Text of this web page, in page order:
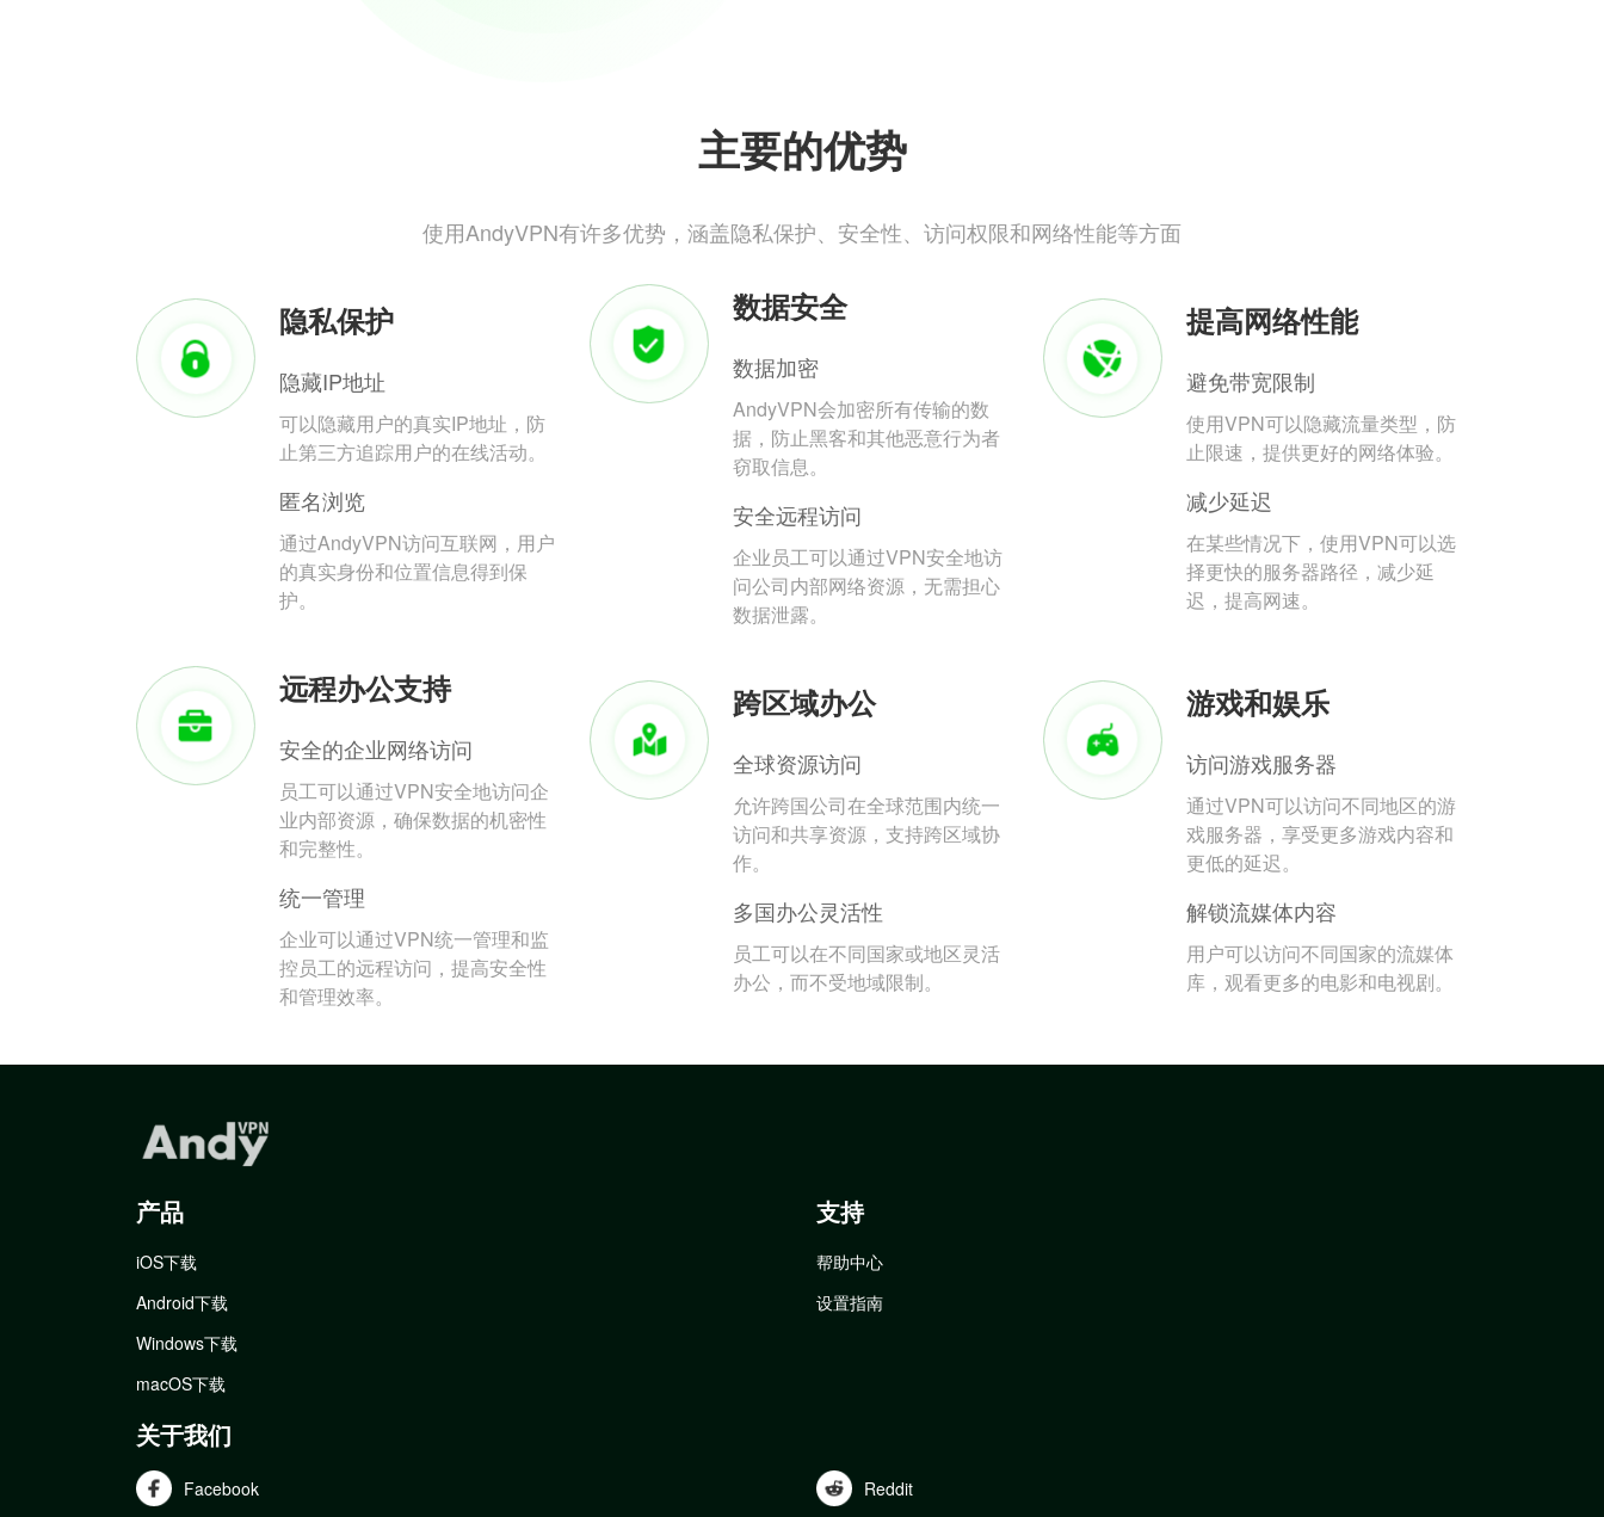
主要的优势
使用AndyVPN有许多优势，涵盖隐私保护、安全性、访问权限和网络性能等方面
隐私保护
隐藏IP地址
可以隐藏用户的真实IP地址，防
止第三方追踪用户的在线活动。
匿名浏览
通过AndyVPN访问互联网，用户
的真实身份和位置信息得到保
护。
数据安全
数据加密
AndyVPN会加密所有传输的数
据，防止黑客和其他恶意行为者
窃取信息。
安全远程访问
企业员工可以通过VPN安全地访
问公司内部网络资源，无需担心
数据泄露。
提高网络性能
避免带宽限制
使用VPN可以隐藏流量类型，防
止限速，提供更好的网络体验。
减少延迟
在某些情况下，使用VPN可以选
择更快的服务器路径，减少延
迟，提高网速。
远程办公支持
安全的企业网络访问
员工可以通过VPN安全地访问企
业内部资源，确保数据的机密性
和完整性。
统一管理
企业可以通过VPN统一管理和监
控员工的远程访问，提高安全性
和管理效率。
跨区域办公
全球资源访问
允许跨国公司在全球范围内统一
访问和共享资源，支持跨区域协
作。
多国办公灵活性
员工可以在不同国家或地区灵活
办公，而不受地域限制。
游戏和娱乐
访问游戏服务器
通过VPN可以访问不同地区的游
戏服务器，享受更多游戏内容和
更低的延迟。
解锁流媒体内容
用户可以访问不同国家的流媒体
库，观看更多的电影和电视剧。
产品
iOS下载
Android下载
Windows下载
macOS下载
支持
帮助中心
设置指南
关于我们
Facebook Reddit